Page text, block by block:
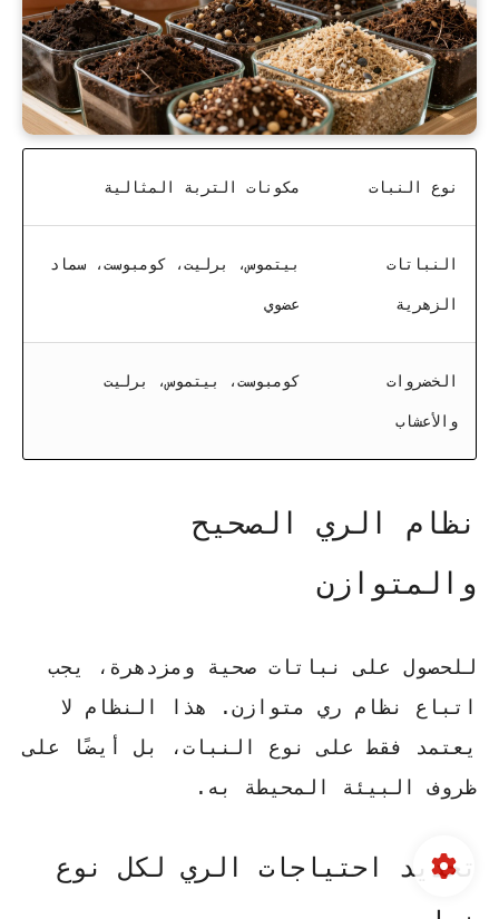
نوع النبات مكونات التربة المثالية
النباتات
الزهرية
بيتموس، برليت، كومبوست، سماد
عضوي
الخضروات
والأعشاب
كومبوست، بيتموس، برليت
نظام الري الصحيح
والمتوازن
للحصول على نباتات صحية ومزدهرة، يجب
اتباع نظام ري متوازن. هذا النظام لا
يعتمد فقط على نوع النبات، بل أيضًا على
ظروف البيئة المحيطة به.
تحديد احتياجات الري لكل نوع